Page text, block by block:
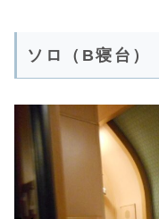
ソロ（B寝台）